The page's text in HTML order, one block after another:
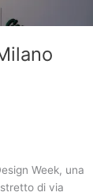
Week, una
di via